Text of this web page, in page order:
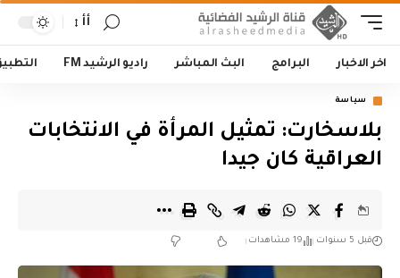
أأ
اخر الاخبار البرامج البث المباشر راديو الرشيد FM
سياسة
بلاسخارت: تمثيل المرأة في الانتخابات
العراقية كان جيدا
قبل 5 سنوات 19 مشاهدات